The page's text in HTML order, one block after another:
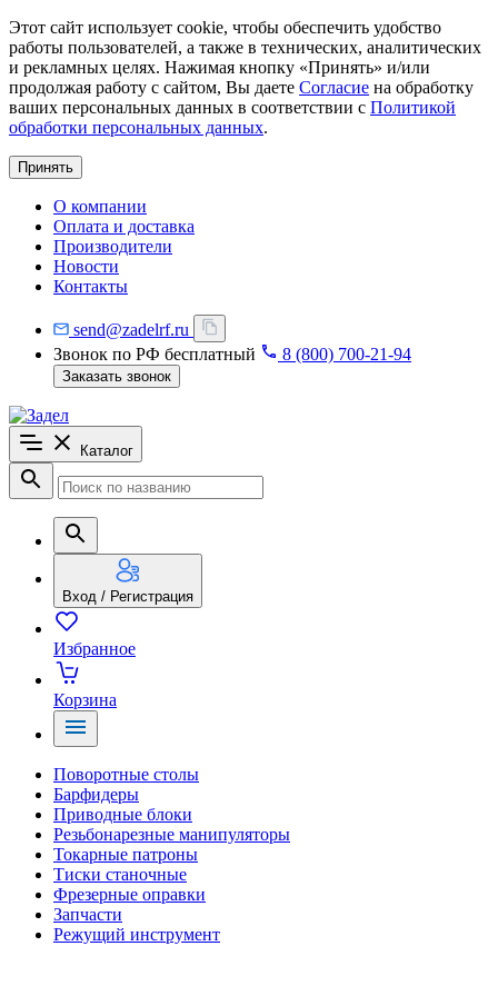
Этот сайт использует cookie, чтобы обеспечить удобство
работы пользователей, а также в технических, аналитических
и рекламных целях. Нажимая кнопку «Принять» и/или
продолжая работу с сайтом, Вы даете Согласие на обработку
ваших персональных данных в соответствии с Политикой
обработки персональных данных.
Принять
О компании
Оплата и доставка
Производители
Новости
Контакты
send@zadelrf.ru
Звонок по РФ бесплатный
8 (800) 700-21-94
Заказать звонок
Каталог
Вход / Регистрация
Избранное
Корзина
Поворотные столы
Барфидеры
Приводные блоки
Резьбонарезные манипуляторы
Токарные патроны
Тиски станочные
Фрезерные оправки
Запчасти
Режущий инструмент